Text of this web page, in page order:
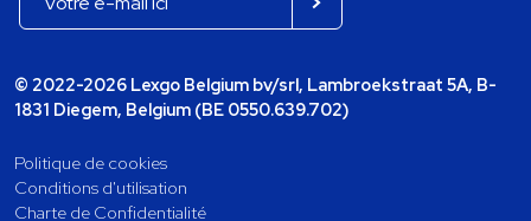
© 2022-2026 Lexgo Belgium bv/srl, Lambroekstraat 5A, B-
1831 Diegem, Belgium (BE 0550.639.702)
Politique de cookies
Conditions d'utilisation
Charte de Confidentialité